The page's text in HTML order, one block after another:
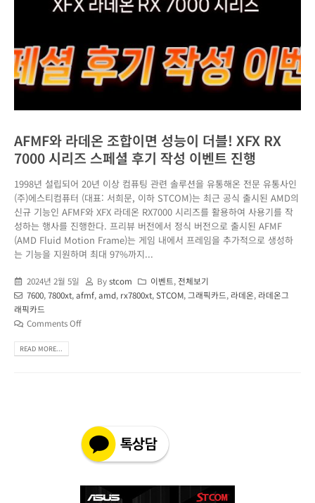
AFMF와 라데온 조합이면 성능이 더블! XFX RX
7000 시리즈 스페셜 후기 작성 이벤트 진행
1998년 설립되어 20년 이상 컴퓨팅 관련 솔루션을 유통해온 전문 유통사인
(주)에스티컴퓨터 (대표: 서희문, 이하 STCOM)는 최근 공식 출시된 AMD의
신규 기능인 AFMF와 XFX 라데온 RX7000 시리즈를 활용하여 사용기를 작
성하는 행사를 진행한다. 프리뷰 버전에서 정식 버전으로 출시된 AFMF
(AMD Fluid Motion Frame)는 게임 내에서 프레임을 추가적으로 생성하
는 기능을 지원하며 최대 97%까지...
2024년 2월 5일 Bystcom 이벤트, 전체보기
7600,7800xt,afmf,amd, rx7800xt,STCOM,그래픽카드, 라데온, 라데온그
래픽카드
Comments Off
READ MORE...